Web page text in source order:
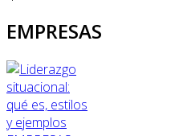
EMPRESAS